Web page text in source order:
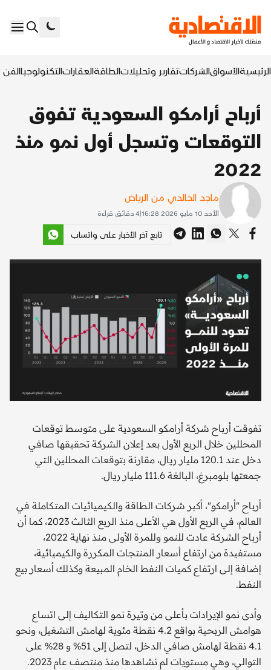
الرئيسيةالأسواقالشركاتتقارير وتحليلاتالطاقةالعقاراتالتكنولوجياالفن
أرباح أرامكو السعودية تفوق
التوقعات وتسجل أول نمو منذ
2022
ماجد الخالدي من الرياض
الأحد 10 مايو 2026 16:28 |
4 دقائق قراءة
تابع آخر الأخبار على واتساب
تفوقت أرباح شركة أرامكو السعودية على متوسط توقعات
المحللين خلال الربع الأول بعد إعلان الشركة تحقيقها صافي
دخل عند 120.1 مليار ريال، مقارنة بتوقعات المحللين التي
جمعتها بلومبرغ، البالغة 111.6 مليار ريال.
أرباح "أرامكو"، أكبر شركات الطاقة والكيميائيات المتكاملة في
العالم، في الربع الأول هي الأعلى منذ الربع الثالث 2023، كما أن
أرباح الشركة عادت للنمو وللمرة الأولى منذ نهاية 2022،
مستفيدة من ارتفاع أسعار المنتجات المكررة والكيميائية،
إضافة إلى ارتفاع كميات النفط الخام المبيعة وكذلك أسعار بيع
النفط.
وأدى نمو الإيرادات بأعلى من وتيرة نمو التكاليف إلى اتساع
هوامش الربحية بواقع 4.2 نقطة مئوية لهامش التشغيل، ونحو
4.1 نقطة لهامش صافي الدخل، لتصل إلى 51% و 28% على
التوالي، وهي مستويات لم نشاهدها منذ منتصف عام 2023.